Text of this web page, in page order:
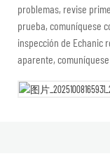
problemas, revise
prueba, comuníquese
inspección de Echanic
aparente,